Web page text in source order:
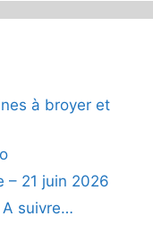
à broyer et
– 21 juin 2026
A suivre…